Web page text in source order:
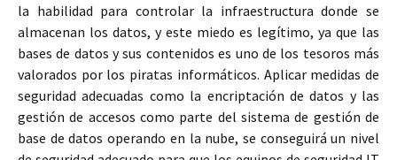
la habilidad para controlar la infraestructura donde se
almacenan los datos, y este miedo es legítimo, ya que las
bases de datos y sus contenidos es uno de los tesoros más
valorados por los piratas informáticos. Aplicar medidas de
seguridad adecuadas como la encriptación de datos y las
gestión de accesos como parte del sistema de gestión de
base de datos operando en la nube, se conseguirá un nivel